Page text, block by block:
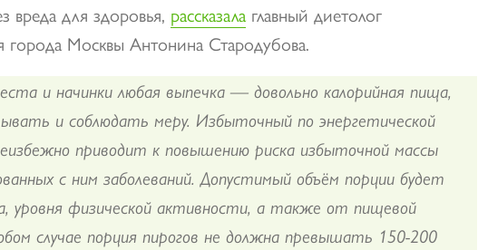
для здоровья, рассказала главный диетолог
города Москвы Антонина Стародубова.
и начинки любая выпечка — довольно калорийная пища,
и соблюдать меру. Избыточный по энергетической
приводит к повышению риска избыточной массы
с ним заболеваний. Допустимый объём порции будет
уровня физической активности, а также от пищевой
случае порция пирогов не должна превышать 150-200